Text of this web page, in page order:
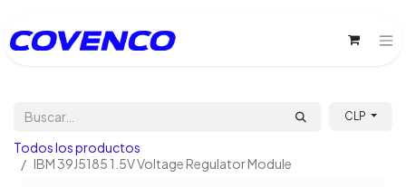
CLP
Todos los productos
IBM 39J5185 1.5V Voltage Regulator Module